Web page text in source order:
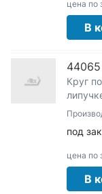
цена по
В
44065
Круг
под
цена по
В